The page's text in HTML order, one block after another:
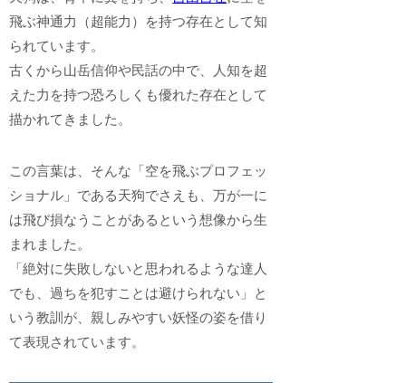
飛ぶ神通力（超能力）を持つ存在として知
られています。
古くから山岳信仰や民話の中で、人知を超
えた力を持つ恐ろしくも優れた存在として
描かれてきました。
この言葉は、そんな「空を飛ぶプロフェッ
ショナル」である天狗でさえも、万が一に
は飛び損なうことがあるという想像から生
まれました。
「絶対に失敗しないと思われるような達人
でも、過ちを犯すことは避けられない」と
いう教訓が、親しみやすい妖怪の姿を借り
て表現されています。